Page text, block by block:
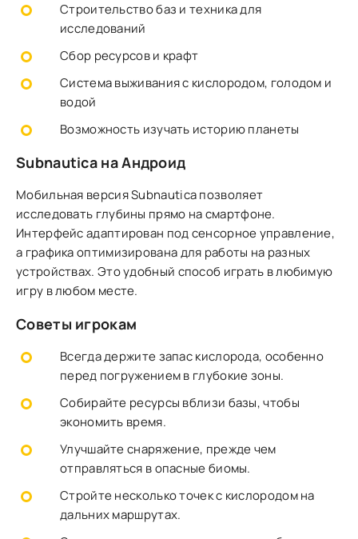
Строительство баз и техника для
исследований
Сбор ресурсов и крафт
Система выживания с кислородом, голодом и
водой
Возможность изучать историю планеты
Subnautica на Андроид
Мобильная версия Subnautica позволяет
исследовать глубины прямо на смартфоне.
Интерфейс адаптирован под сенсорное управление,
а графика оптимизирована для работы на разных
устройствах. Это удобный способ играть в любимую
игру в любом месте.
Советы игрокам
Всегда держите запас кислорода, особенно
перед погружением в глубокие зоны.
Собирайте ресурсы вблизи базы, чтобы
экономить время.
Улучшайте снаряжение, прежде чем
отправляться в опасные биомы.
Стройте несколько точек с кислородом на
дальних маршрутах.